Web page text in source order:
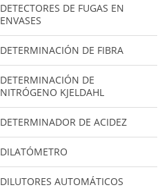
DETECTORES DE FUGAS EN
ENVASES
DETERMINACIÓN DE FIBRA
DETERMINACIÓN DE
NITRÓGENO KJELDAHL
DETERMINADOR DE ACIDEZ
DILATÓMETRO
DILUTORES AUTOMÁTICOS